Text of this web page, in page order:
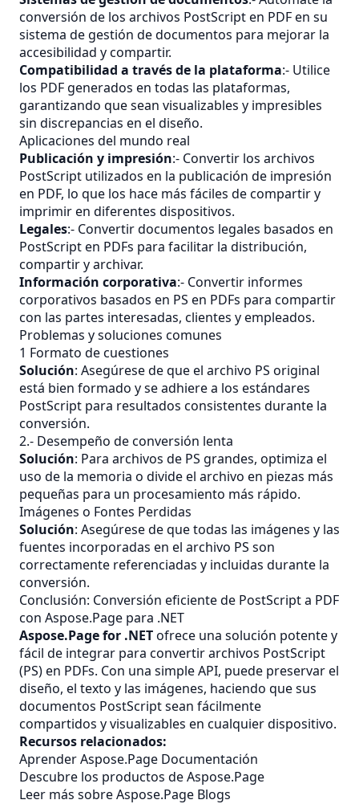
conversión de los archivos PostScript en PDF en su
sistema de gestión de documentos para mejorar la
accesibilidad y compartir.
Compatibilidad a través de la plataforma:- Utilice
los PDF generados en todas las plataformas,
garantizando que sean visualizables y impresibles
sin discrepancias en el diseño.
Aplicaciones del mundo real
Publicación y impresión:- Convertir los archivos
PostScript utilizados en la publicación de impresión
en PDF, lo que los hace más fáciles de compartir y
imprimir en diferentes dispositivos.
Legales:- Convertir documentos legales basados en
PostScript en PDFs para facilitar la distribución,
compartir y archivar.
Información corporativa:- Convertir informes
corporativos basados en PS en PDFs para compartir
con las partes interesadas, clientes y empleados.
Problemas y soluciones comunes
1 Formato de cuestiones
Solución: Asegúrese de que el archivo PS original
está bien formado y se adhiere a los estándares
PostScript para resultados consistentes durante la
conversión.
2.- Desempeño de conversión lenta
Solución: Para archivos de PS grandes, optimiza el
uso de la memoria o divide el archivo en piezas más
pequeñas para un procesamiento más rápido.
Imágenes o Fontes Perdidas
Solución: Asegúrese de que todas las imágenes y las
fuentes incorporadas en el archivo PS son
correctamente referenciadas y incluidas durante la
conversión.
Conclusión: Conversión eficiente de PostScript a PDF
con Aspose.Page para .NET
Aspose.Page for .NETofrece una solución potente y
fácil de integrar para convertir archivos PostScript
(PS) en PDFs. Con una simple API, puede preservar el
diseño, el texto y las imágenes, haciendo que sus
documentos PostScript sean fácilmente
compartidos y visualizables en cualquier dispositivo.
Recursos relacionados:
Aprender Aspose.Page Documentación
Descubre los productos de Aspose.Page
Leer más sobre Aspose.Page Blogs